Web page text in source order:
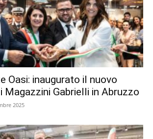
Oasi: inaugurato il nuovo
Magazzini Gabrielli in Abruzzo
2025